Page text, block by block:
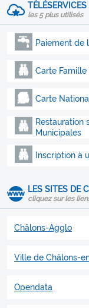
les 5 plus utilisés
Paiement de
Carte Famille
Carte
Restauration
Municipales
Inscription à
LES SITES DE
cliquez sur les
Châlons-Agglo
Ville de Châlons-
Opendata